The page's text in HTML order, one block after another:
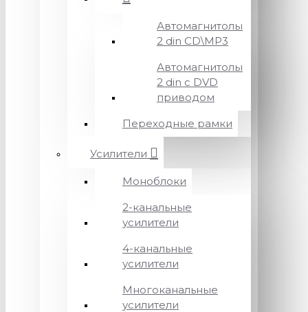
Автомагнитолы
2 din CD\MP3
Автомагнитолы
2 din с DVD
приводом
Переходные рамки
Усилители
Моноблоки
2-канальные
усилители
4-канальные
усилители
Многоканальные
усилители